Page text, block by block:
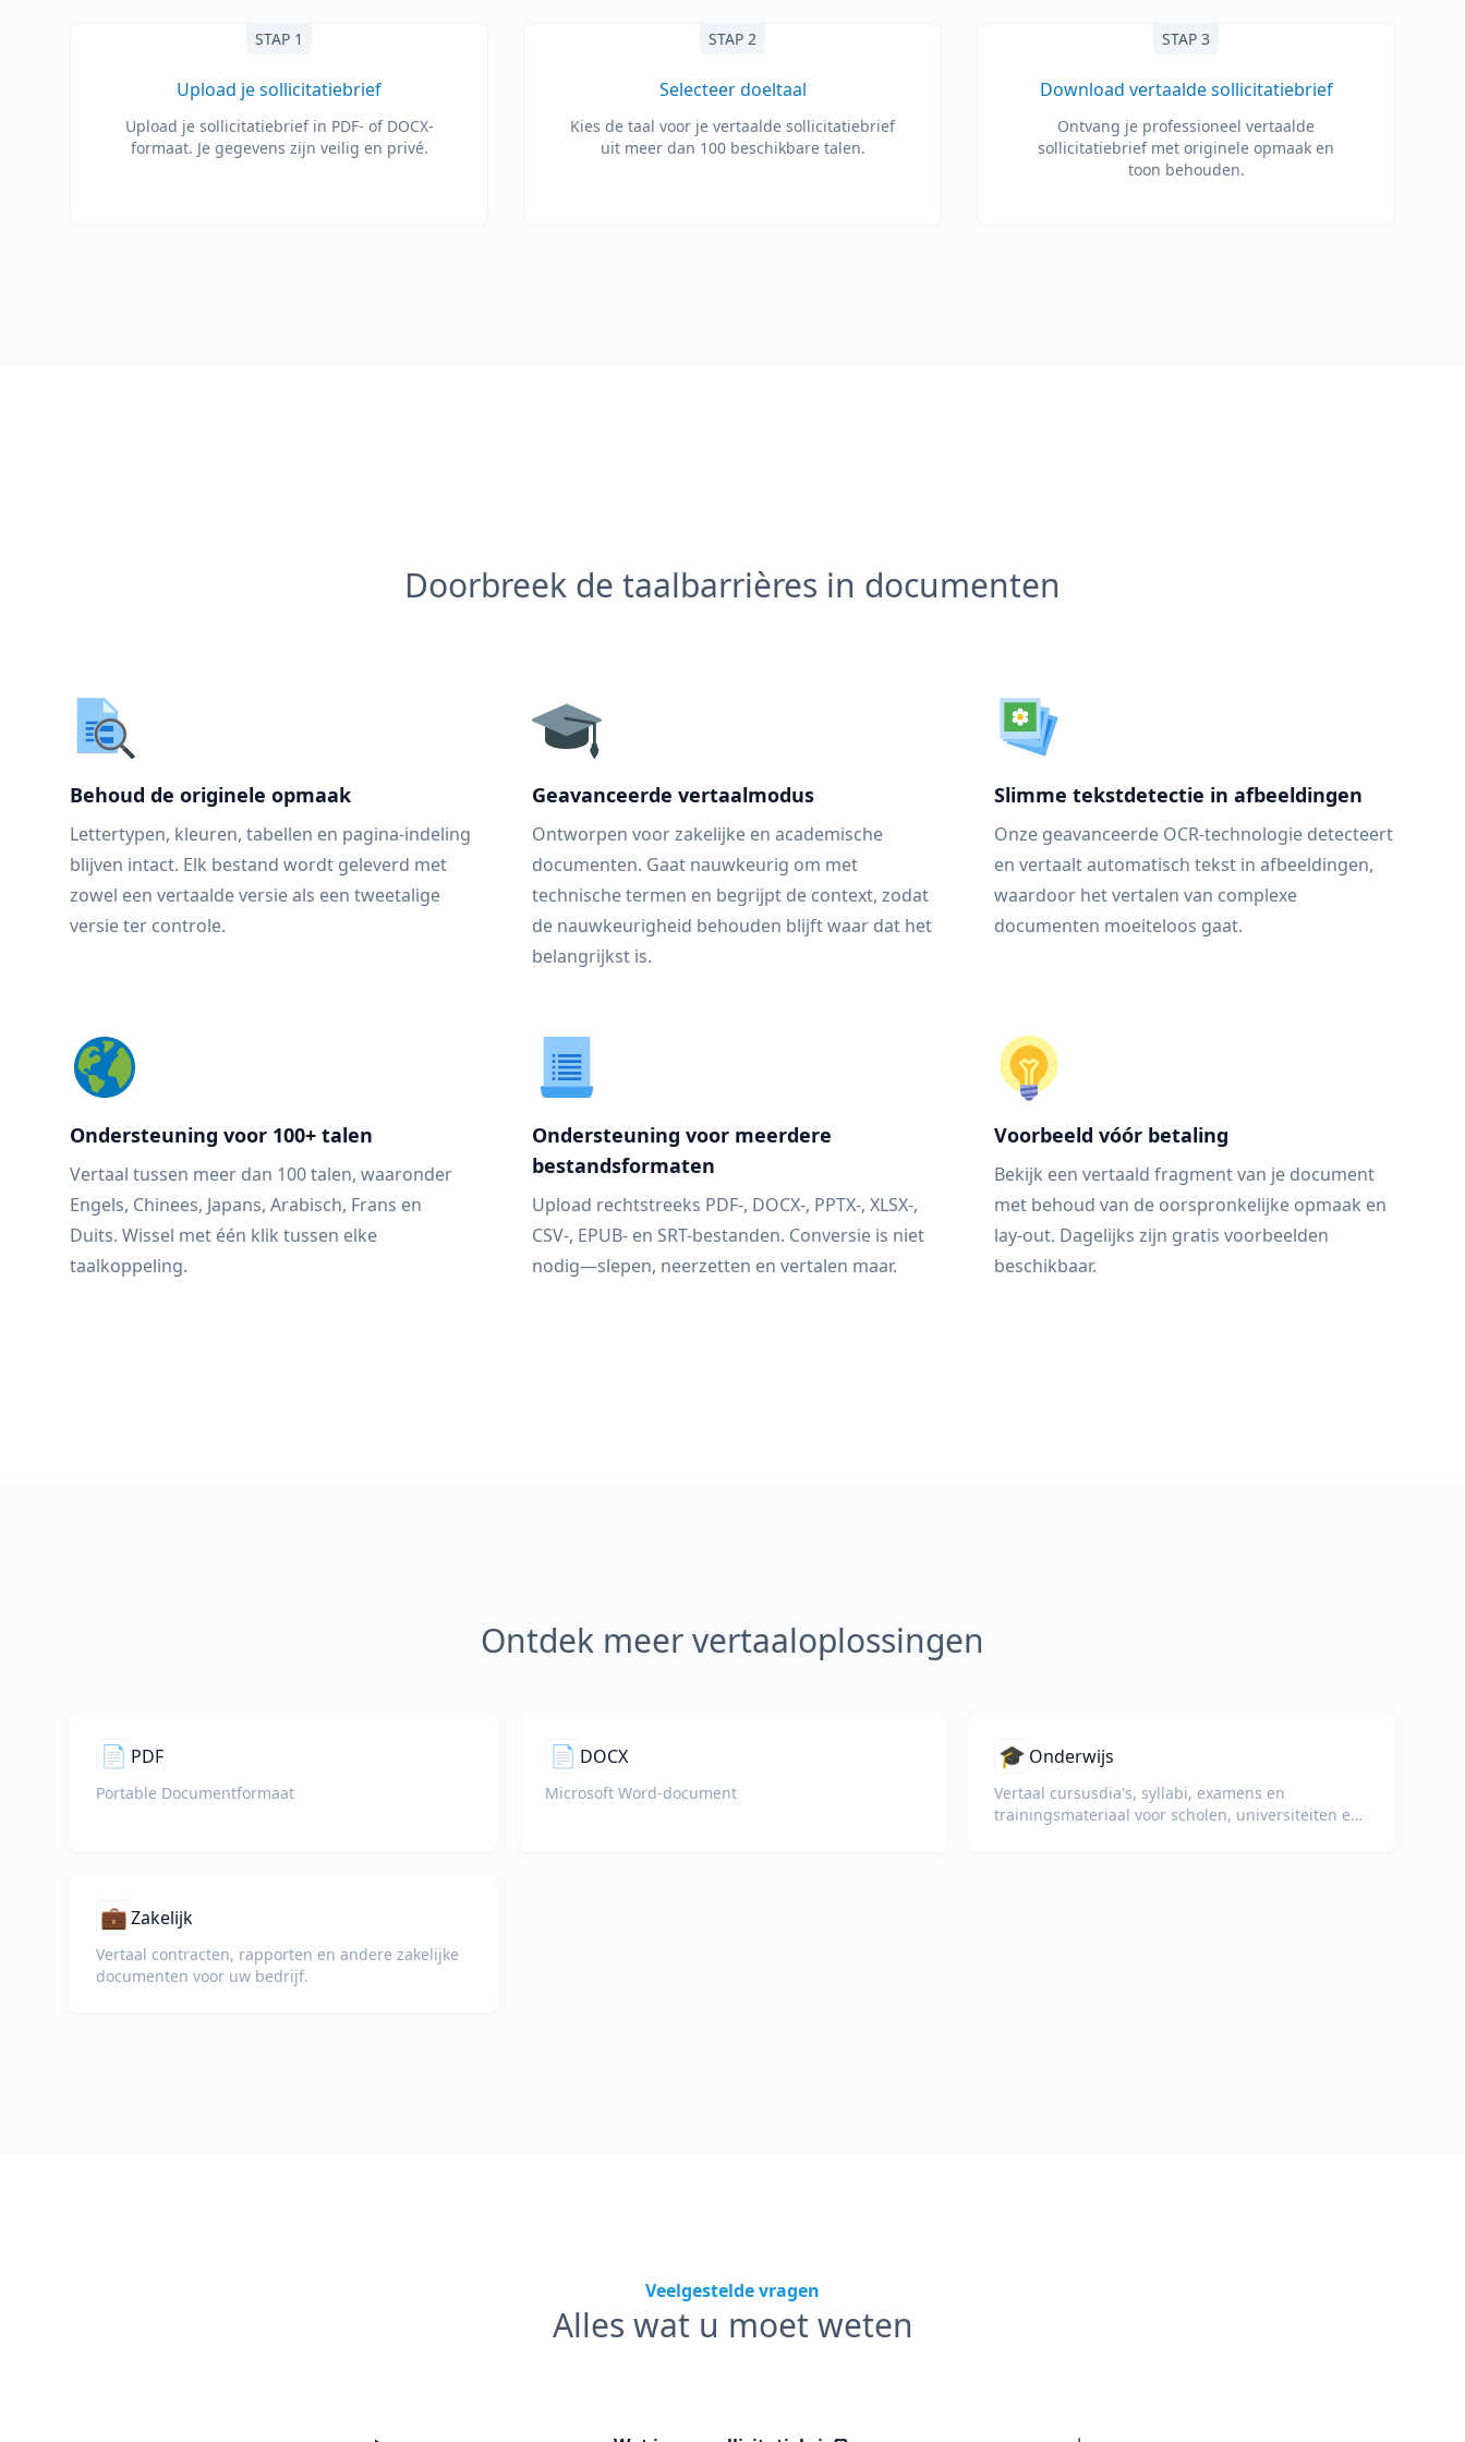
STAP 1
Upload je sollicitatiebrief
Upload je sollicitatiebrief in PDF- of DOCX-
formaat. Je gegevens zijn veilig en privé.
STAP 2
Selecteer doeltaal
Kies de taal voor je vertaalde sollicitatiebrief
uit meer dan 100 beschikbare talen.
STAP 3
Download vertaalde sollicitatiebrief
Ontvang je professioneel vertaalde
sollicitatiebrief met originele opmaak en
toon behouden.
Doorbreek de taalbarrières in documenten
Behoud de originele opmaak
Lettertypen, kleuren, tabellen en pagina-indeling
blijven intact. Elk bestand wordt geleverd met
zowel een vertaalde versie als een tweetalige
versie ter controle.
Geavanceerde vertaalmodus
Ontworpen voor zakelijke en academische
documenten. Gaat nauwkeurig om met
technische termen en begrijpt de context, zodat
de nauwkeurigheid behouden blijft waar dat het
belangrijkst is.
Slimme tekstdetectie in afbeeldingen
Onze geavanceerde OCR-technologie detecteert
en vertaalt automatisch tekst in afbeeldingen,
waardoor het vertalen van complexe
documenten moeiteloos gaat.
Ondersteuning voor 100+ talen
Vertaal tussen meer dan 100 talen, waaronder
Engels, Chinees, Japans, Arabisch, Frans en
Duits. Wissel met één klik tussen elke
taalkoppeling.
Ondersteuning voor meerdere
bestandsformaten
Upload rechtstreeks PDF-, DOCX-, PPTX-, XLSX-,
CSV-, EPUB- en SRT-bestanden. Conversie is niet
nodig—slepen, neerzetten en vertalen maar.
Voorbeeld vóór betaling
Bekijk een vertaald fragment van je document
met behoud van de oorspronkelijke opmaak en
lay-out. Dagelijks zijn gratis voorbeelden
beschikbaar.
Ontdek meer vertaaloplossingen
📄 PDF
Portable Documentformaat
📄 DOCX
Microsoft Word-document
🎓 Onderwijs
Vertaal cursusdia's, syllabi, examens en
trainingsmateriaal voor scholen, universiteiten en
💼Zakelijk
Vertaal contracten, rapporten en andere zakelijke
documenten voor uw bedrijf.
Veelgestelde vragen
Alles wat u moet weten